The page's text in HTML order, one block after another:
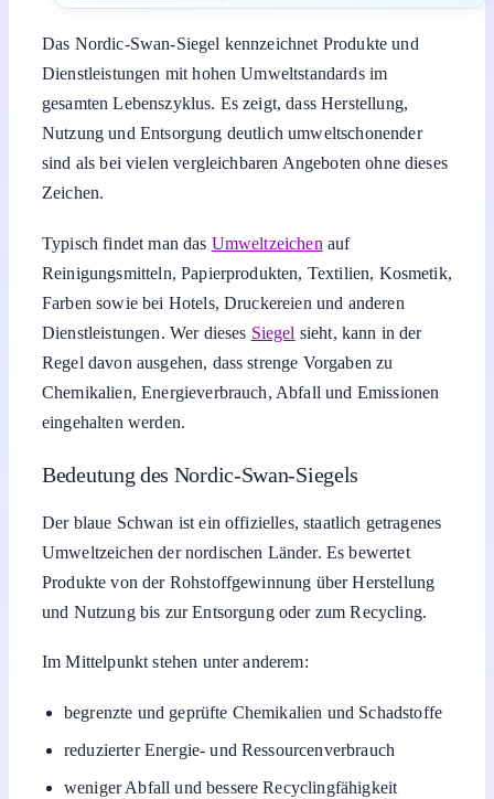
Das Nordic-Swan-Siegel kennzeichnet Produkte und
Dienstleistungen mit hohen Umweltstandards im
gesamten Lebenszyklus. Es zeigt, dass Herstellung,
Nutzung und Entsorgung deutlich umweltschonender
sind als bei vielen vergleichbaren Angeboten ohne dieses
Zeichen.
Typisch findet man das Umweltzeichen auf
Reinigungsmitteln, Papierprodukten, Textilien, Kosmetik,
Farben sowie bei Hotels, Druckereien und anderen
Dienstleistungen. Wer dieses Siegel sieht, kann in der
Regel davon ausgehen, dass strenge Vorgaben zu
Chemikalien, Energieverbrauch, Abfall und Emissionen
eingehalten werden.
Bedeutung des Nordic-Swan-Siegels
Der blaue Schwan ist ein offizielles, staatlich getragenes
Umweltzeichen der nordischen Länder. Es bewertet
Produkte von der Rohstoffgewinnung über Herstellung
und Nutzung bis zur Entsorgung oder zum Recycling.
Im Mittelpunkt stehen unter anderem:
begrenzte und geprüfte Chemikalien und Schadstoffe
reduzierter Energie- und Ressourcenverbrauch
weniger Abfall und bessere Recyclingfähigkeit